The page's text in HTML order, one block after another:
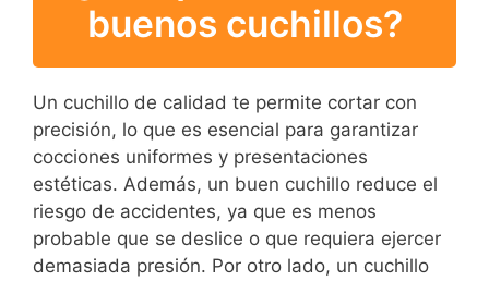
buenos cuchillos?
Un cuchillo de calidad te permite cortar con
precisión, lo que es esencial para garantizar
cocciones uniformes y presentaciones
estéticas. Además, un buen cuchillo reduce el
riesgo de accidentes, ya que es menos
probable que se deslice o que requiera ejercer
demasiada presión. Por otro lado, un cuchillo